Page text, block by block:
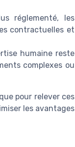
réglementé, les
contractuelles et
humaine reste
complexes ou
pour relever ces
les avantages